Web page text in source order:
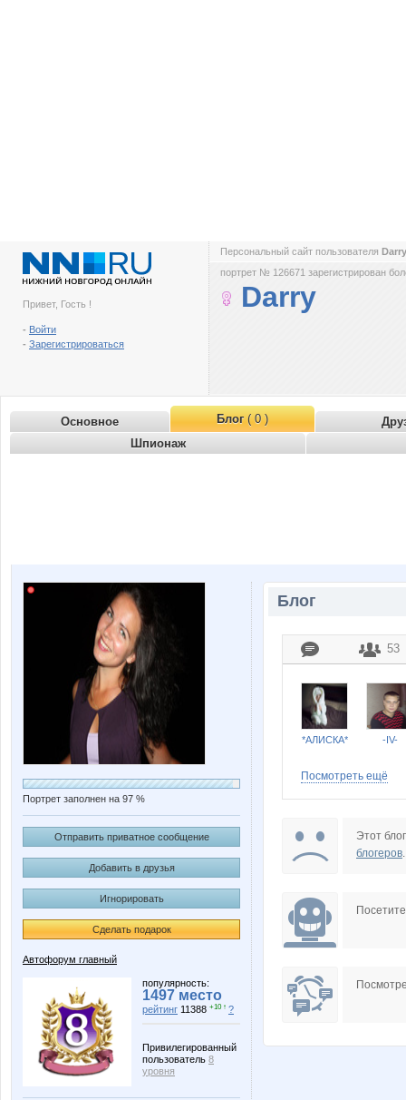
Привет, Гость !
- Войти
- Зарегистрироваться
Персональный сайт пользователя
портрет № 126671 зарегистрирован
Darry
Основное Блог( 0 )
Шпионаж
Портрет заполнен на 97 %
Отправить приватное сообщение
Добавить в друзья
Игнорировать
Сделать подарок
Автофорум главный
популярность:
1497 место
рейтинг 11388 +10 ↑ ?
Привилегированный
пользователь 8
уровня
Блог
53
*АЛИСКА* -IV-
Keridwen
Oblom
Посмотреть ещё
Этот
блогеров.